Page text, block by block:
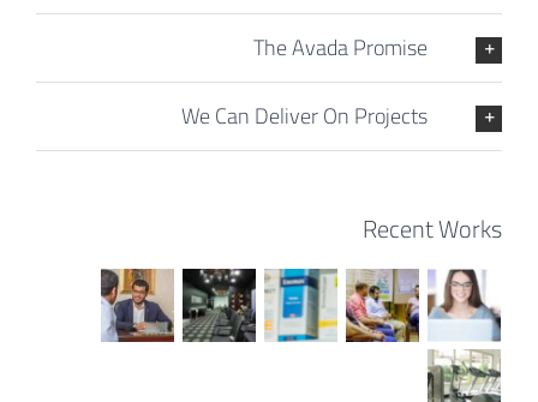
The Avada Promise
We Can Deliver On Projects
Recent Works